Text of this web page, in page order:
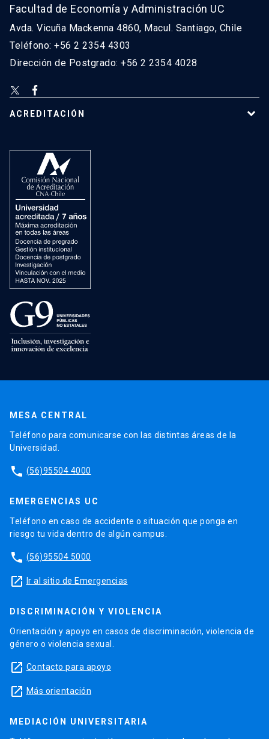
Facultad de Economía y Administración UC
Avda. Vicuña Mackenna 4860, Macul. Santiago, Chile
Teléfono: +56 2 2354 4303
Dirección de Postgrado: +56 2 2354 4028
ACREDITACIÓN
MESA CENTRAL
Teléfono para comunicarse con las distintas áreas de la
Universidad.
phone (56)95504 4000
EMERGENCIAS UC
Teléfono en caso de accidente o situación que ponga en
riesgo tu vida dentro de algún campus.
phone (56)95504 5000
launch Ir al sitio de Emergencias
DISCRIMINACIÓN Y VIOLENCIA
Orientación y apoyo en casos de discriminación, violencia de
género o violencia sexual.
launch Contacto para apoyo
launch Más orientación
MEDIACIÓN UNIVERSITARIA